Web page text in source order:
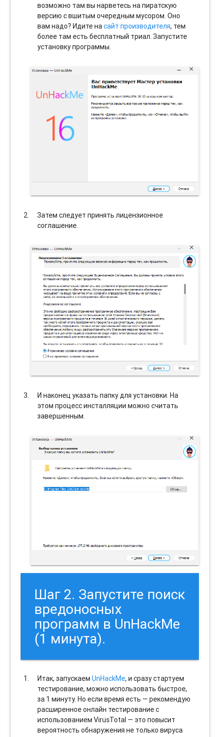
возможно там вы нарветесь на пиратскую
версию с вшитым очередным мусором. Оно
вам надо? Идите насайт производителя, тем
более там есть бесплатный триал. Запустите
установку программы.
Затем следует принять лицензионное
соглашение.
И наконец указать папку для установки. На
этом процесс инсталляции можно считать
завершенным.
Шаг 2. Запустите поиск
вредоносных
программ в UnHackMe
(1 минута).
Итак, запускаемUnHackMe, и сразу стартуем
тестирование, можно использовать быстрое,
за 1 минуту. Но если время есть — рекомендую
расширенное онлайн тестирование с
использованием VirusTotal — это повысит
вероятность обнаружения не только вируса